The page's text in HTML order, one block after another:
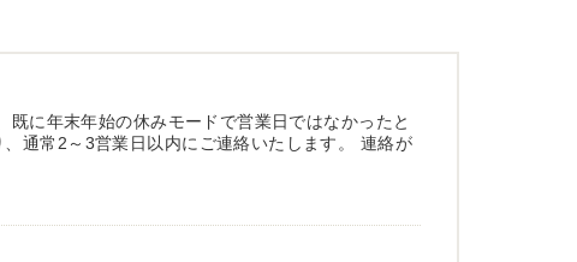
に年末年始の休みモードで営業日ではなかったと
通常2～3営業日以内にご連絡いたします。 連絡が